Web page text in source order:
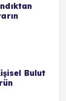
Bulut